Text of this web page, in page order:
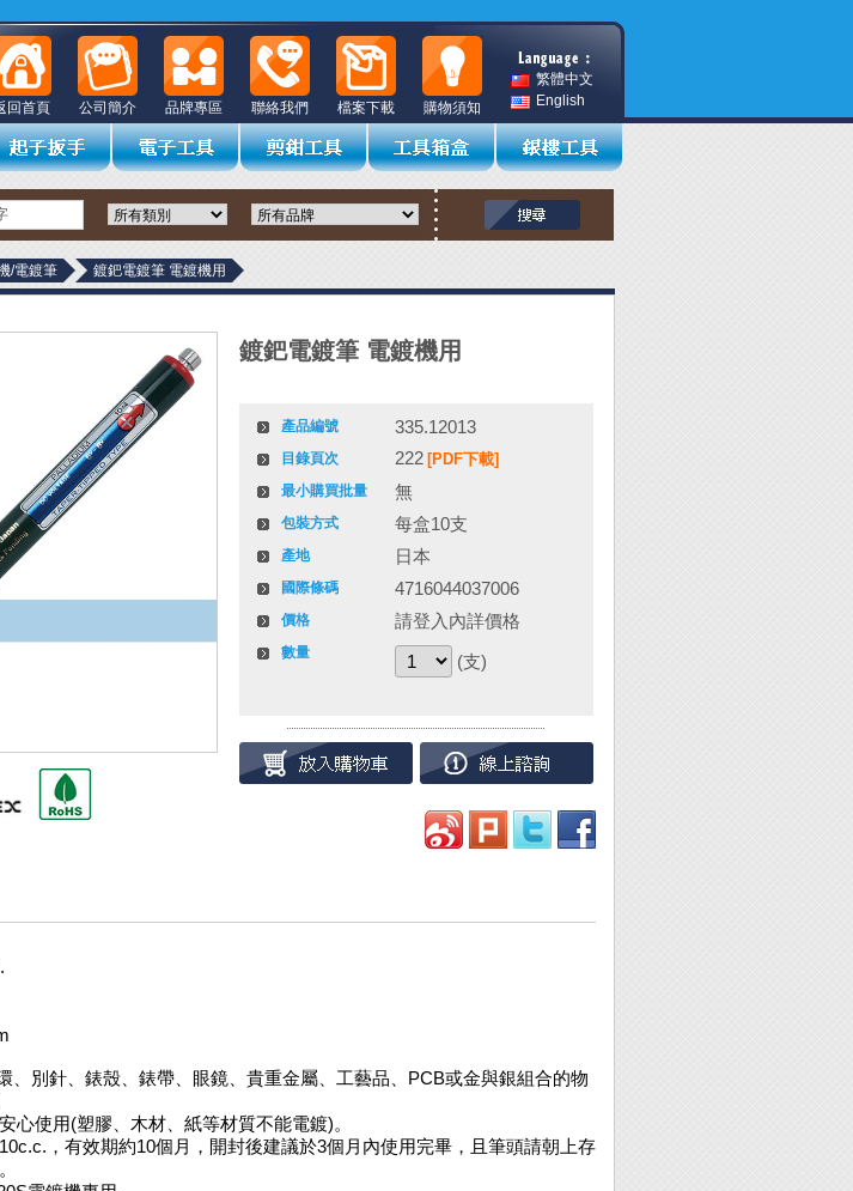
繁體中文
English
購物須知
檔案下載
聯絡我們
品牌專區
公司簡介
回首頁
/電鍍筆 鍍鈀電鍍筆 電鍍機用
鍍鈀電鍍筆 電鍍機用
產品編號 335.12013
目錄頁次 222 [PDF下載]
最小購買批量 無
包裝方式 每盒10支
產地 日本
國際條碼 4716044037006
價格 請登入內詳價格
數量 (支)
、別針、錶殼、錶帶、眼鏡、貴重金屬、工藝品、PCB或金與銀組合的物
使用(塑膠、木材、紙等材質不能電鍍)。
，有效期約10個月，開封後建議於3個月內使用完畢，且筆頭請朝上存